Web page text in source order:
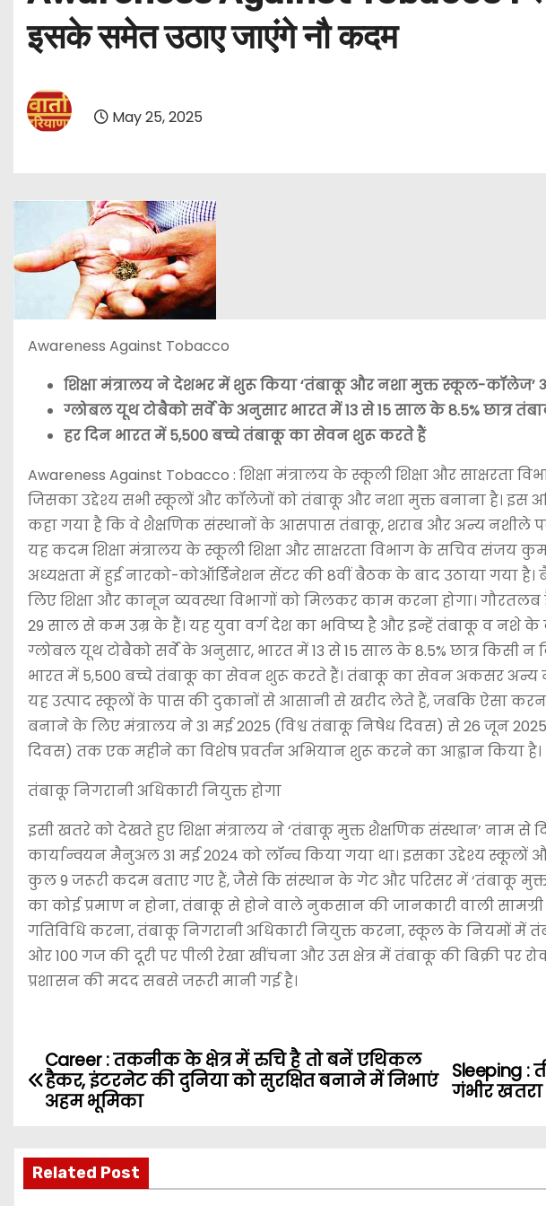
इसके समेत उठाए जाएंगे नौ कदम
May 25, 2025
Awareness Against Tobacco
शिक्षा मंत्रालय ने देशभर में शुरू किया ‘तंबाकू और नशा मुक्त स्कूल-कॉलेज’
ग्लोबल यूथ टोबैको सर्वे के अनुसार भारत में 13 से 15 साल के 8.5% छात्र
हर दिन भारत में 5,500 बच्चे तंबाकू का सेवन शुरू करते हैं
Awareness Against Tobacco : शिक्षा मंत्रालय के स्कूली शिक्षा और साक्षरता
जिसका उद्देश्य सभी स्कूलों और कॉलेजों को तंबाकू और नशा मुक्त बनाना है। इस
कहा गया है कि वे शैक्षणिक संस्थानों के आसपास तंबाकू, शराब और अन्य नशीले
यह कदम शिक्षा मंत्रालय के स्कूली शिक्षा और साक्षरता विभाग के सचिव संजय
अध्यक्षता में हुई नारको-कोऑर्डिनेशन सेंटर की 8वीं बैठक के बाद उठाया गया
लिए शिक्षा और कानून व्यवस्था विभागों को मिलकर काम करना होगा।
29 साल से कम उम्र के हैं। यह युवा वर्ग देश का भविष्य है और इन्हें तंबाकू व नशे के
ग्लोबल यूथ टोबैको सर्वे के अनुसार, भारत में 13 से 15 साल के 8.5% छात्र किसी
भारत में 5,500 बच्चे तंबाकू का सेवन शुरू करते हैं। तंबाकू का सेवन अकसर अन्य
यह उत्पाद स्कूलों के पास की दुकानों से आसानी से खरीद लेते हैं, जबकि ऐसा
बनाने के लिए मंत्रालय ने 31 मई 2025 (विश्व तंबाकू निषेध दिवस) से 26 जून 2025
दिवस) तक एक महीने का विशेष प्रवर्तन अभियान शुरू करने का आह्वान किया है।
तंबाकू निगरानी अधिकारी नियुक्त होगा
इसी खतरे को देखते हुए शिक्षा मंत्रालय ने ‘तंबाकू मुक्त शैक्षणिक संस्थान’ नाम से
कार्यान्वयन मैनुअल 31 मई 2024 को लॉन्च किया गया था। इसका उद्देश्य
कुल 9 जरूरी कदम बताए गए हैं, जैसे कि संस्थान के गेट और परिसर में ‘तंबाकू मुक्त
का कोई प्रमाण न होना, तंबाकू से होने वाले नुकसान की जानकारी वाली
गतिविधि करना, तंबाकू निगरानी अधिकारी नियुक्त करना, स्कूल के नियमों में
ओर 100 गज की दूरी पर पीली रेखा खींचना और उस क्षेत्र में तंबाकू की बिक्री पर
प्रशासन की मदद सबसे जरूरी मानी गई है।
P
t
Sleeping :
गंभीर खतरा
Career : तकनीक के क्षेत्र में रुचि है तो बनें एथिकल
हैकर, इंटरनेट की दुनिया को सुरक्षित बनाने में निभाएं
अहम भूमिका
Related Post